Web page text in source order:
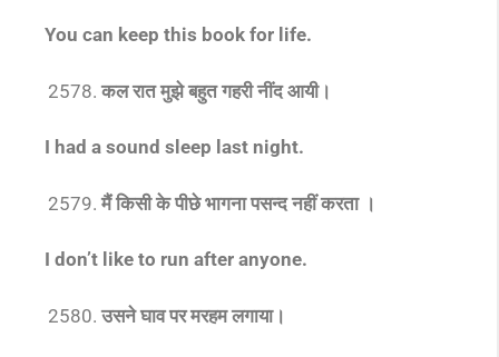
You can keep this book for life.
कल रात मुझे बहुत गहरी नींद आयी।
I had a sound sleep last night.
मैं किसी के पीछे भागना पसन्द नहीं करता ।
I don’t like to run after anyone.
उसने घाव पर मरहम लगाया।